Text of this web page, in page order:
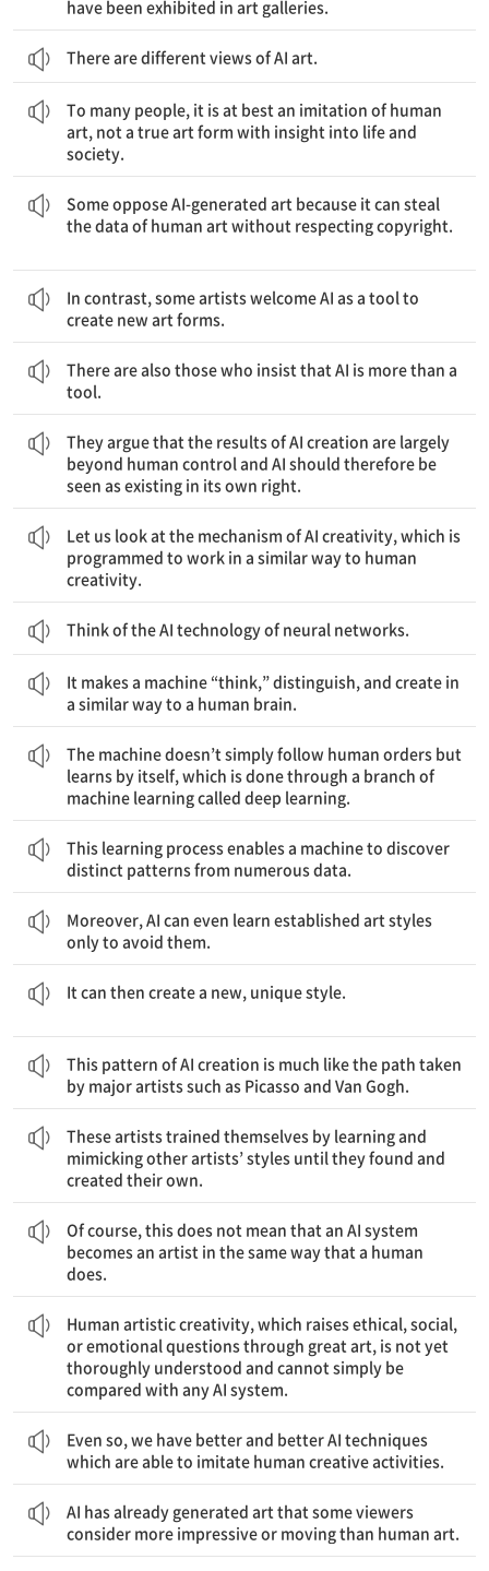
have been exhibited in art galleries.
There are different views of AI art.
To many people, it is at best an imitation of human
art, not a true art form with insight into life and
society.
Some oppose AI-generated art because it can steal
the data of human art without respecting copyright.
In contrast, some artists welcome AI as a tool to
create new art forms.
There are also those who insist that AI is more than a
tool.
They argue that the results of AI creation are largely
beyond human control and AI should therefore be
seen as existing in its own right.
Let us look at the mechanism of AI creativity, which is
programmed to work in a similar way to human
creativity.
Think of the AI technology of neural networks.
It makes a machine “think,” distinguish, and create in
a similar way to a human brain.
The machine doesn’t simply follow human orders but
learns by itself, which is done through a branch of
machine learning called deep learning.
This learning process enables a machine to discover
distinct patterns from numerous data.
Moreover, AI can even learn established art styles
only to avoid them.
It can then create a new, unique style.
This pattern of AI creation is much like the path taken
by major artists such as Picasso and Van Gogh.
These artists trained themselves by learning and
mimicking other artists’ styles until they found and
created their own.
Of course, this does not mean that an AI system
becomes an artist in the same way that a human
does.
Human artistic creativity, which raises ethical, social,
or emotional questions through great art, is not yet
thoroughly understood and cannot simply be
compared with any AI system.
Even so, we have better and better AI techniques
which are able to imitate human creative activities.
AI has already generated art that some viewers
consider more impressive or moving than human art.